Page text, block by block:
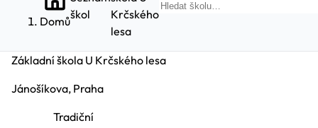
Domůškol
Krčského
lesa
Základní škola U Krčského lesa
Jánošíkova, Praha
Tradiční